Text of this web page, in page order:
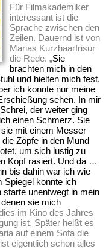
Für Filmakademiker
interessant ist die
Sprache zwischen den
Zeilen. Dauernd ist von
Marias Kurzhaarfrisur
die Rede. „Sie
brachten mich in den
und hielten mich fest.
ich konnte nur meine
sehen. In mir
der weiter ging
einen Schmerz. Sie
mit einem Messer
Zöpfe in den Mund
um sich lustig zu
Kopf rasiert. Und da …
bis dahin war ich wie
Spiegel konnte ich
unentwegt in mein
sie mich
im Kino des Jahres
ist. Später heißt es
auf einem Sofa die
eigentlich schon alles